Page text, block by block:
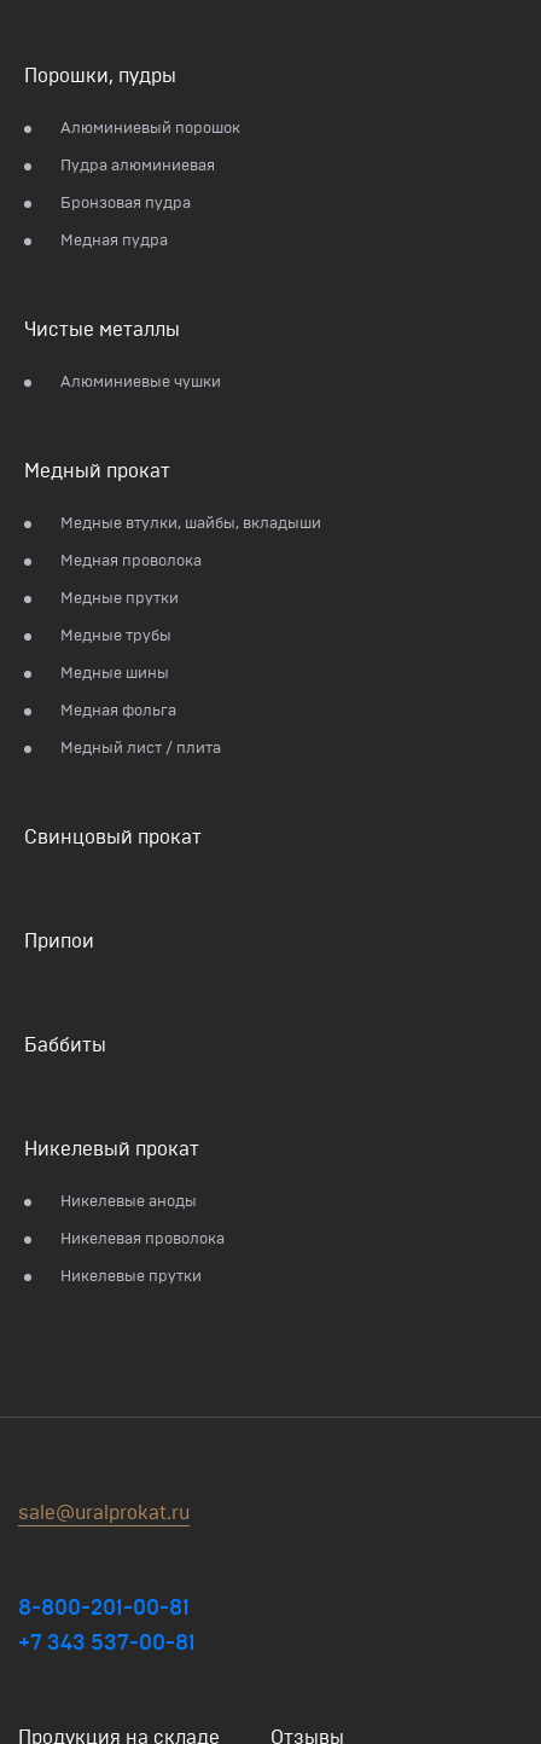
Порошки, пудры
Алюминиевый порошок
Пудра алюминиевая
Бронзовая пудра
Медная пудра
Чистые металлы
Алюминиевые чушки
Медный прокат
Медные втулки, шайбы, вкладыши
Медная проволока
Медные прутки
Медные трубы
Медные шины
Медная фольга
Медный лист / плита
Свинцовый прокат
Припои
Баббиты
Никелевый прокат
Никелевые аноды
Никелевая проволока
Никелевые прутки
sale@uralprokat.ru
8-800-201-00-81
+7 343 537-00-81
Продукция на складе Отзывы